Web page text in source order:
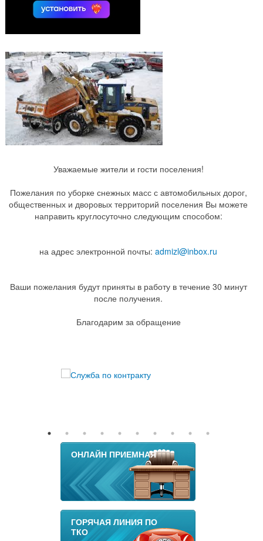
Уважаемые жители и гости поселения!
Пожелания по уборке снежных масс с автомобильных дорог,
общественных и дворовых территорий поселения Вы можете
направить круглосуточно следующим способом:
на адрес электронной почты: admizl@inbox.ru
Ваши пожелания будут приняты в работу в течение 30 минут
после получения.
Благодарим за обращение
ОНЛАЙН ПРИЕМНАЯ
ГОРЯЧАЯ ЛИНИЯ ПО
ТКО